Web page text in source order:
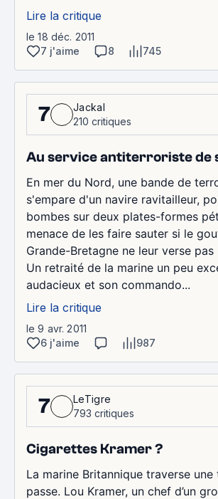
Lire la critique
le 18 déc. 2011
7 j'aime
8 745
7
Jackal
210 critiques
Au service antiterroriste de
En mer du Nord, une bande de
s'empare d'un navire ravitailleur,
bombes sur deux plates-formes
menace de les faire sauter si le
Grande-Bretagne ne leur verse pas
Un retraité de la marine un peu
audacieux et son commando...
Lire la critique
le 9 avr. 2011
6 j'aime
987
7
LeTigre
793 critiques
Cigarettes Kramer ?
La marine Britannique traverse une
passe. Lou Kramer, un chef d’un